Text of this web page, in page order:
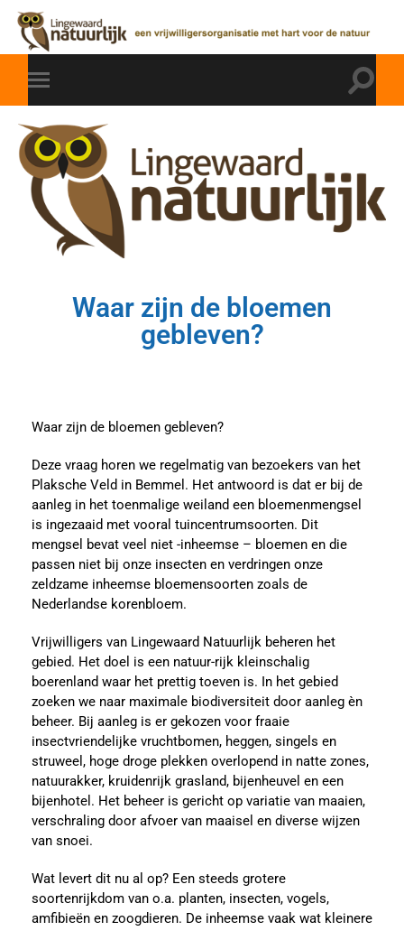
Waar zijn de bloemen
gebleven?
Waar zijn de bloemen gebleven?
Deze vraag horen we regelmatig van bezoekers van het
Plaksche Veld in Bemmel. Het antwoord is dat er bij de
aanleg in het toenmalige weiland een bloemenmengsel
is ingezaaid met vooral tuincentrumsoorten. Dit
mengsel bevat veel niet -inheemse – bloemen en die
passen niet bij onze insecten en verdringen onze
zeldzame inheemse bloemensoorten zoals de
Nederlandse korenbloem.
Vrijwilligers van Lingewaard Natuurlijk beheren het
gebied. Het doel is een natuur-rijk kleinschalig
boerenland waar het prettig toeven is. In het gebied
zoeken we naar maximale biodiversiteit door aanleg èn
beheer. Bij aanleg is er gekozen voor fraaie
insectvriendelijke vruchtbomen, heggen, singels en
struweel, hoge droge plekken overlopend in natte zones,
natuurakker, kruidenrijk grasland, bijenheuvel en een
bijenhotel. Het beheer is gericht op variatie van maaien,
verschraling door afvoer van maaisel en diverse wijzen
van snoei.
Wat levert dit nu al op? Een steeds grotere
soortenrijkdom van o.a. planten, insecten, vogels,
amfibieën en zoogdieren. De inheemse vaak wat kleinere